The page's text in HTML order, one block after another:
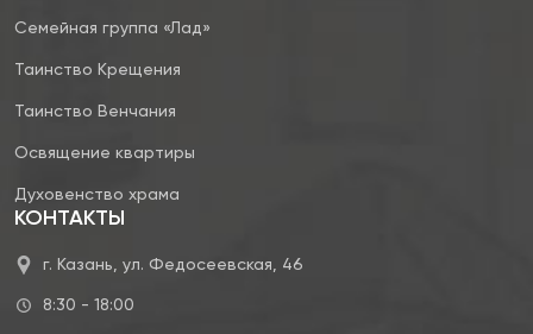
Семейная группа «Лад»
Таинство Крещения
Таинство Венчания
Освящение квартиры
Духовенство храма
КОНТАКТЫ
г. Казань, ул. Федосеевская, 46
8:30 - 18:00